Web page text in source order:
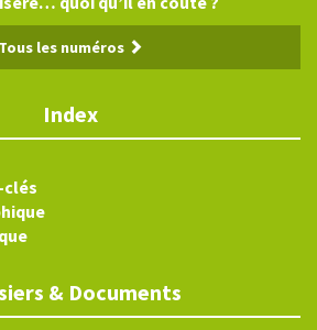
Tous les numéros
Index
clés
& Documents